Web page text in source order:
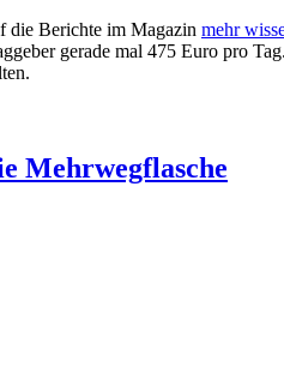
die Berichte im Magazin mehr
gerade mal 475 Euro pro
Mehrwegflasche